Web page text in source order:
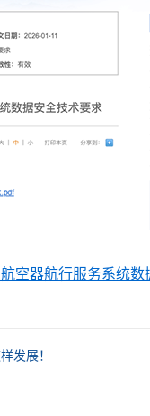
空器航行服务系统数
发展！